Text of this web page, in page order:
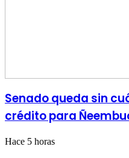
Senado queda sin
crédito para
Hace 5 horas